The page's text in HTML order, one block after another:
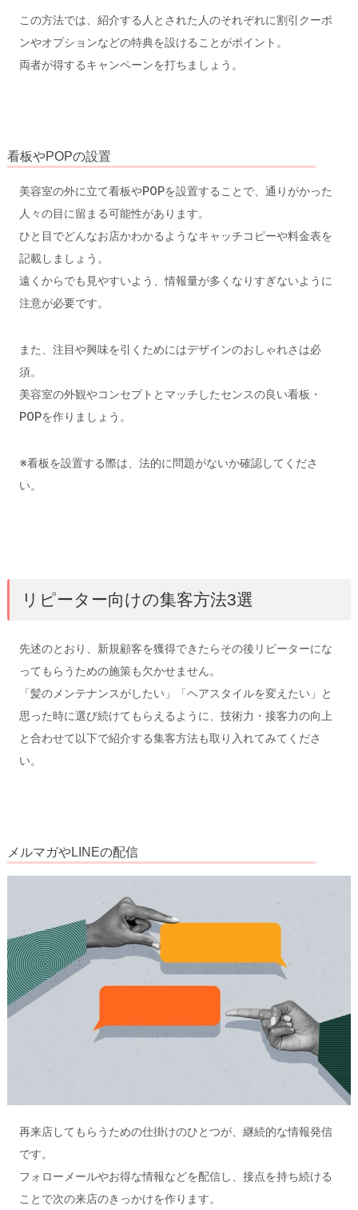
この方法では、紹介する人とされた人のそれぞれに割引クーポ
ンやオプションなどの特典を設けることがポイント。
両者が得するキャンペーンを打ちましょう。
看板やPOPの設置
美容室の外に立て看板やPOPを設置することで、通りがかった
人々の目に留まる可能性があります。
ひと目でどんなお店かわかるようなキャッチコピーや料金表を
記載しましょう。
遠くからでも見やすいよう、情報量が多くなりすぎないように
注意が必要です。
また、注目や興味を引くためにはデザインのおしゃれさは必
須。
美容室の外観やコンセプトとマッチしたセンスの良い看板・
POPを作りましょう。
※看板を設置する際は、法的に問題がないか確認してくださ
い。
リピーター向けの集客方法3選
先述のとおり、新規顧客を獲得できたらその後リピーターにな
ってもらうための施策も欠かせません。
「髪のメンテナンスがしたい」「ヘアスタイルを変えたい」と
思った時に選び続けてもらえるように、技術力・接客力の向上
と合わせて以下で紹介する集客方法も取り入れてみてくださ
い。
メルマガやLINEの配信
再来店してもらうための仕掛けのひとつが、継続的な情報発信
です。
フォローメールやお得な情報などを配信し、接点を持ち続ける
ことで次の来店のきっかけを作ります。